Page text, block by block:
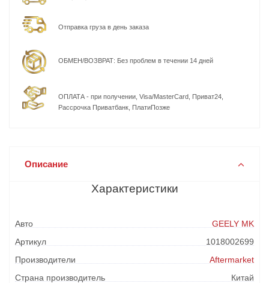
Отправка груза в день заказа
ОБМЕН/ВОЗВРАТ: Без проблем в течении 14 дней
ОПЛАТА - при получении, Visa/MasterCard, Приват24,
Рассрочка Приватбанк, ПлатиПозже
Описание
Характеристики
Авто
GEELY MK
Артикул
1018002699
Производители
Aftermarket
Страна производитель
Китай